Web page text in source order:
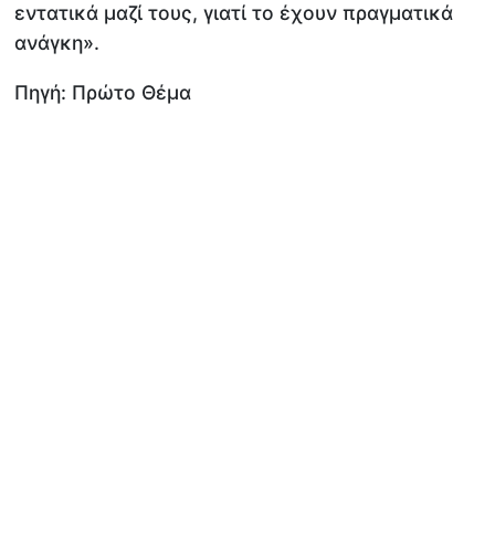
εντατικά μαζί τους, γιατί το έχουν πραγματικά
ανάγκη».
Πηγή: Πρώτο Θέμα